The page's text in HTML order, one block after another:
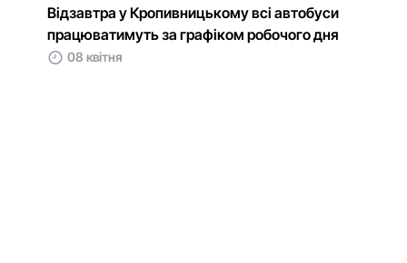
Відзавтра у Кропивницькому всі автобуси
працюватимуть за графіком робочого дня
08 квітня